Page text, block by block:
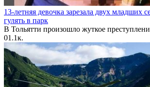
13-летняя девочка зарезала двух младших
гулять в парк
В Тольятти произошло жуткое
01.1к.